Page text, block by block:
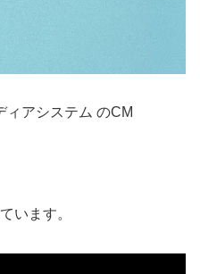
ィアシステム のCM
います。